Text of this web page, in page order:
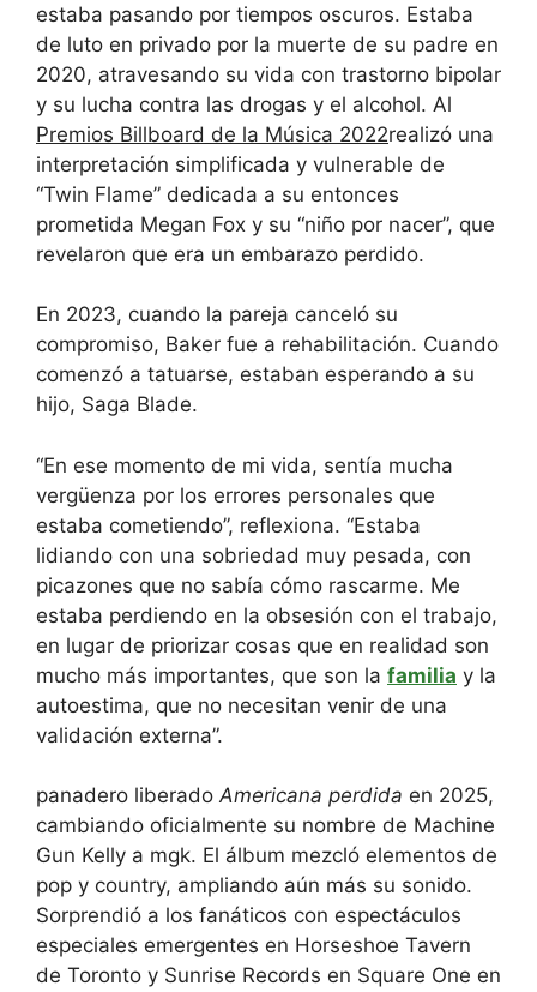
estaba pasando por tiempos oscuros. Estaba
de luto en privado por la muerte de su padre en
2020, atravesando su vida con trastorno bipolar
y su lucha contra las drogas y el alcohol. Al
Premios Billboard de la Música 2022realizó una
interpretación simplificada y vulnerable de
“Twin Flame” dedicada a su entonces
prometida Megan Fox y su “niño por nacer”, que
revelaron que era un embarazo perdido.
En 2023, cuando la pareja canceló su
compromiso, Baker fue a rehabilitación. Cuando
comenzó a tatuarse, estaban esperando a su
hijo, Saga Blade.
“En ese momento de mi vida, sentía mucha
vergüenza por los errores personales que
estaba cometiendo”, reflexiona. “Estaba
lidiando con una sobriedad muy pesada, con
picazones que no sabía cómo rascarme. Me
estaba perdiendo en la obsesión con el trabajo,
en lugar de priorizar cosas que en realidad son
mucho más importantes, que son la familia y la
autoestima, que no necesitan venir de una
validación externa”.
panadero liberadoAmericana perdida en 2025,
cambiando oficialmente su nombre de Machine
Gun Kelly a mgk. El álbum mezcló elementos de
pop y country, ampliando aún más su sonido.
Sorprendió a los fanáticos con espectáculos
especiales emergentes en Horseshoe Tavern
de Toronto y Sunrise Records en Square One en